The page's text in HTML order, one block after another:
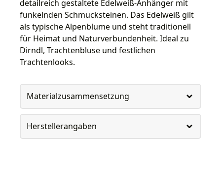
detailreich gestaltete Edelweiß-Anhänger mit
funkelnden Schmucksteinen. Das Edelweiß gilt
als typische Alpenblume und steht traditionell
für Heimat und Naturverbundenheit. Ideal zu
Dirndl, Trachtenbluse und festlichen
Trachtenlooks.
Materialzusammensetzung
Herstellerangaben